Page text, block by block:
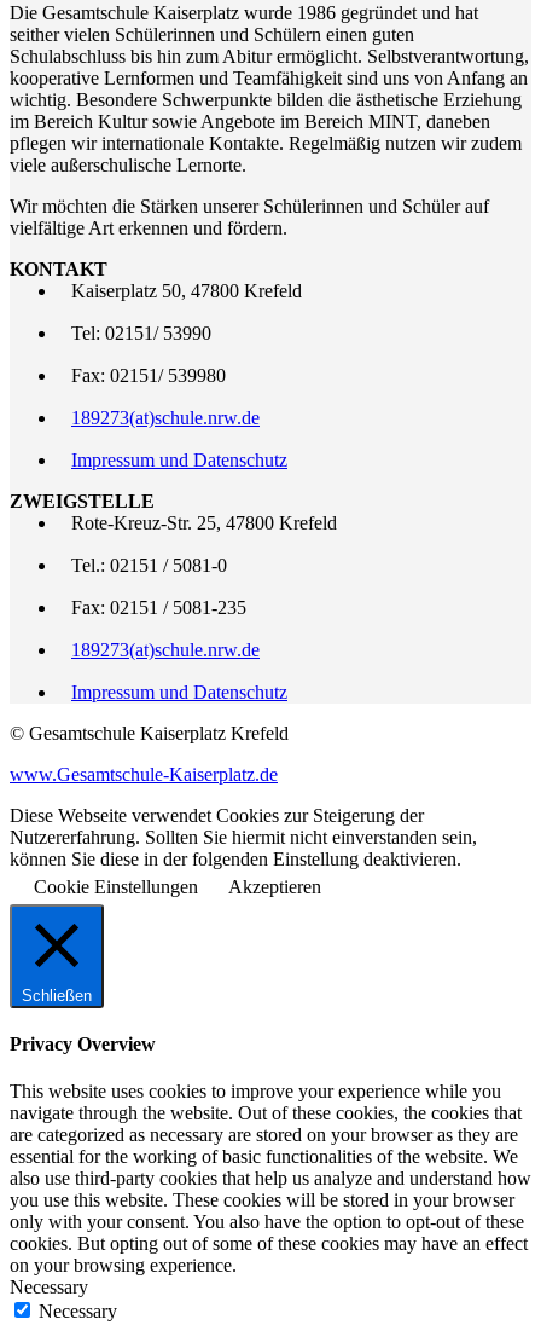
Die Gesamtschule Kaiserplatz wurde 1986 gegründet und hat
seither vielen Schülerinnen und Schülern einen guten
Schulabschluss bis hin zum Abitur ermöglicht. Selbstverantwortung,
kooperative Lernformen und Teamfähigkeit sind uns von Anfang an
wichtig. Besondere Schwerpunkte bilden die ästhetische Erziehung
im Bereich Kultur sowie Angebote im Bereich MINT, daneben
pflegen wir internationale Kontakte. Regelmäßig nutzen wir zudem
viele außerschulische Lernorte.
Wir möchten die Stärken unserer Schülerinnen und Schüler auf
vielfältige Art erkennen und fördern.
KONTAKT
Kaiserplatz 50, 47800 Krefeld
Tel: 02151/ 53990
Fax: 02151/ 539980
189273(at)schule.nrw.de
Impressum und Datenschutz
ZWEIGSTELLE
Rote-Kreuz-Str. 25, 47800 Krefeld
Tel.: 02151 / 5081-0
Fax: 02151 / 5081-235
189273(at)schule.nrw.de
Impressum und Datenschutz
© Gesamtschule Kaiserplatz Krefeld
www.Gesamtschule-Kaiserplatz.de
Diese Webseite verwendet Cookies zur Steigerung der
Nutzererfahrung. Sollten Sie hiermit nicht einverstanden sein,
können Sie diese in der folgenden Einstellung deaktivieren.
Cookie Einstellungen
Akzeptieren
Schließen
Privacy Overview
This website uses cookies to improve your experience while you
navigate through the website. Out of these cookies, the cookies that
are categorized as necessary are stored on your browser as they are
essential for the working of basic functionalities of the website. We
also use third-party cookies that help us analyze and understand how
you use this website. These cookies will be stored in your browser
only with your consent. You also have the option to opt-out of these
cookies. But opting out of some of these cookies may have an effect
on your browsing experience.
Necessary
Necessary